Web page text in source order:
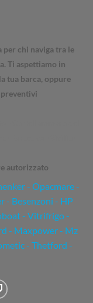
per chi naviga tra le
Ti aspettiamo in
tua barca, oppure
autorizzato
- Opacmare -
- Besenzoni - HP
- Vitrifrigo -
- Maxpower - Mz
- Thetford -